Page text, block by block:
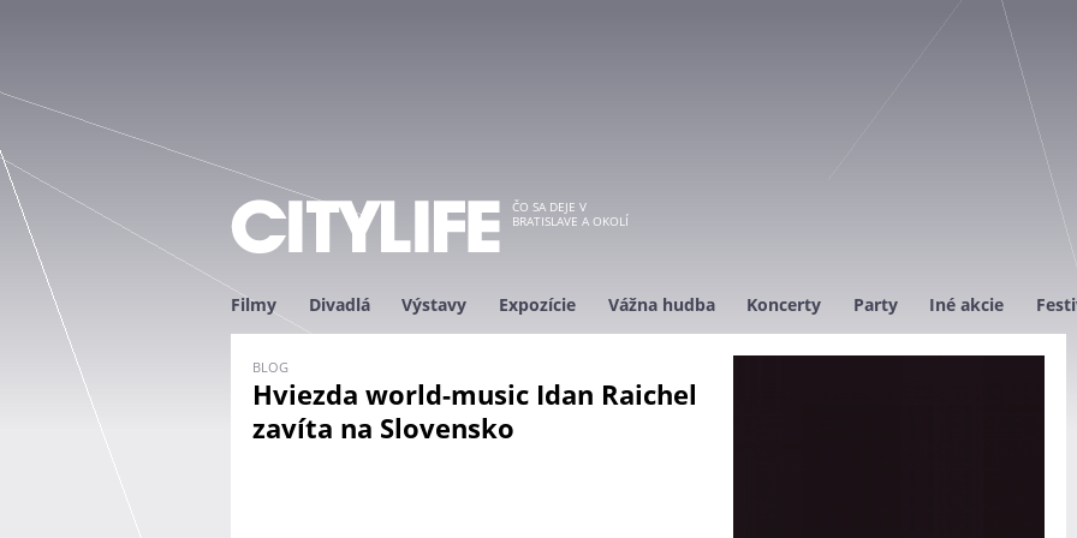
ČO SA DEJE V
BRATISLAVE A OKOLÍ
Filmy Divadlá Výstavy Expozície Vážna hudba Koncerty Party Iné akcie
Hviezda world-music Idan Raichel
zavíta na Slovensko
BLOG